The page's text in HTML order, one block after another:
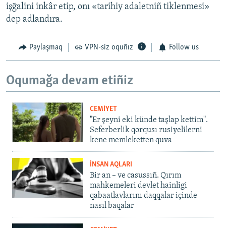
işğalini inkâr etip, onı «tarihiy adaletniñ tiklenmesi»
dep adlandıra.
Paylaşmaq VPN-siz oquñız Follow us
Oqumağa devam etiñiz
CEMİYET
"Er şeyni eki künde taşlap kettim".
Seferberlik qorqusı rusiyelilerni
kene memleketten quva
İNSAN AQLARI
Bir an – ve casussıñ. Qırım
mahkemeleri devlet hainligi
qabaatlavlarını daqqalar içinde
nasıl baqalar